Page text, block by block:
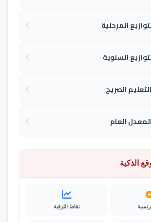
المرحلية
السنوية
الصريح
العام
الذكية
نقاط الترقية